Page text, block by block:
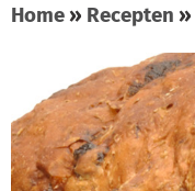
Home» Recepten »